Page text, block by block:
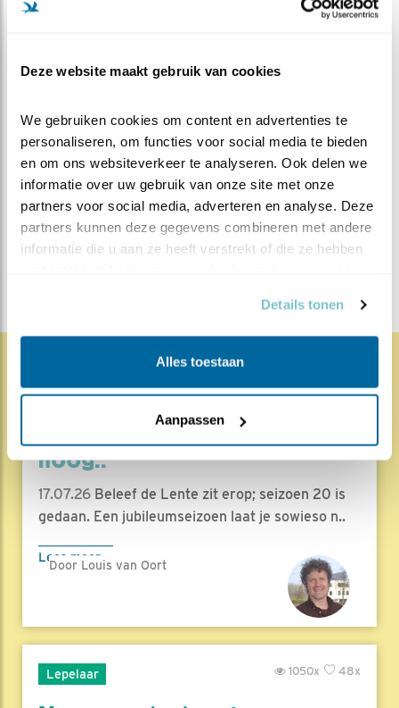
Deze website maakt gebruik van cookies
We gebruiken cookies om content en advertenties te
personaliseren, om functies voor social media te bieden
en om ons websiteverkeer te analyseren. Ook delen we
informatie over uw gebruik van onze site met onze
partners voor social media, adverteren en analyse. Deze
partners kunnen deze gegevens combineren met andere
informatie die u aan ze heeft verstrekt of die ze hebben
Details tonen
Alles toestaan
Aanpassen
een diepere schaal met een steen erin) met water te
langskomen voor een slokje water of een verfrissend
Vind ik leuk
Bewaar deze blog
MEER OVER
Merel
Alle Beleef de Lente
blogs
DEEL DIT BERICHT
Natuur en Vogels 68x
1831x
Herleef de Lente: de vele
hoog..
17.07.26 Beleef de Lente zit erop; seizoen 20 is
gedaan. Een jubileumseizoen laat je sowieso n..
Lees meer
Door Louis van Oort
Lepelaar 48x
1050x